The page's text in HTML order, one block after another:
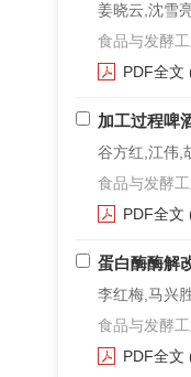
姜晓云,沈雪
食品与发酵
PDF全文
加工过程啤
谷方红,江伟,
食品与发酵
PDF全文
蛋白酶酶解
李红梅,马兴
食品与发酵
PDF全文